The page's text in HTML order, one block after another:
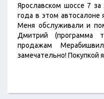
Ярославском шоссе 7
года в этом автосалоне
Меня обслуживали и
Дмитрий
продажам
замечательно! Покупкой